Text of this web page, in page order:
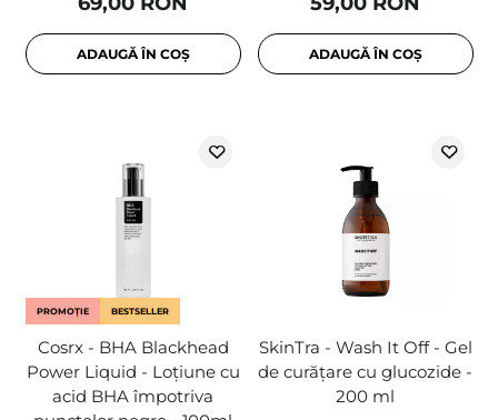
ADAUGĂ ÎN COȘ ADAUGĂ ÎN COȘ
PROMOȚIE BESTSELLER
Cosrx - BHA Blackhead
Power Liquid - Loțiune cu
acid BHA împotriva
SkinTra - Wash It Off - Gel
de curățare cu glucozide -
200 ml